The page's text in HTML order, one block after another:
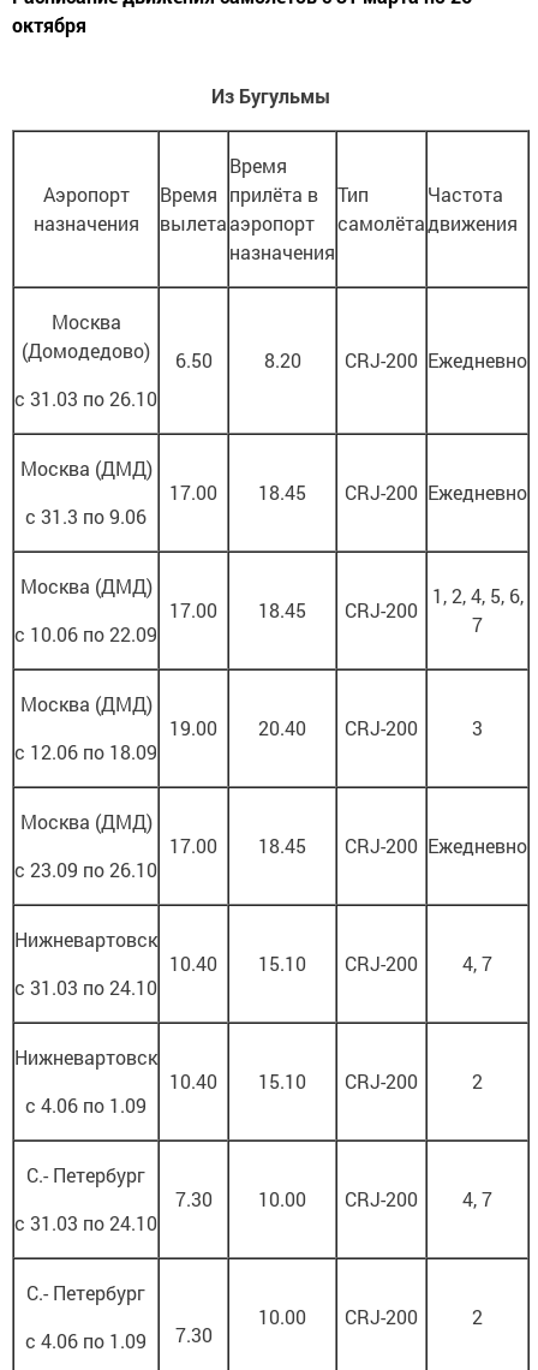
октября
Из Бугульмы
Аэропорт
назначения
Время
вылета
Время
прилё­та в
аэропорт
назначения
Тип
самолёта
Частота
движения
Москва
(Домодедово)
с 31.03 по 26.10
6.50 8.20 CRJ-200 Ежедневно
Москва (ДМД)
с 31.3 по 9.06
17.00 18.45 CRJ-200 Ежедневно
Москва (ДМД)
с 10.06 по 22.09
17.00 18.45 CRJ-200
1, 2, 4, 5, 6,
7
Москва (ДМД)
с 12.06 по 18.09
19.00 20.40 CRJ-200 3
Москва (ДМД)
с 23.09 по 26.10
17.00 18.45 CRJ-200 Ежедневно
Нижневартовск
с 31.03 по 24.10
10.40 15.10 CRJ-200 4, 7
Нижневартовск
с 4.06 по 1.09
10.40 15.10 CRJ-200 2
С.- Петербург
с 31.03 по 24.10
7.30 10.00 CRJ-200 4, 7
С.- Петербург
с 4.06 по 1.09
7.30
10.00 CRJ-200 2